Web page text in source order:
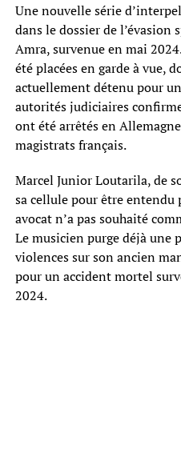
Une nouvelle série
dans le dossier de l’évasion
Amra, survenue en mai
été placées en garde à vue,
actuellement détenu pour
autorités judiciaires
ont été arrêtés en
magistrats français.
Marcel Junior Loutarila, de
sa cellule pour être entendu
avocat n’a pas souhaité
Le musicien purge déjà une
violences sur son ancien
pour un accident mortel
2024.